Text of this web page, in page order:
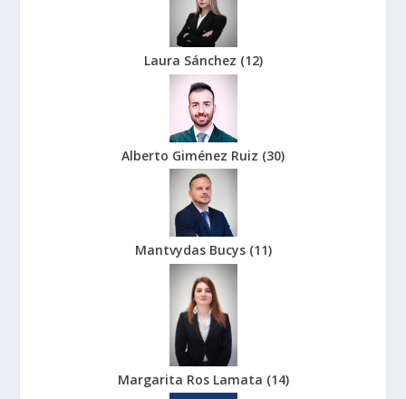
Laura Sánchez (12)
Alberto Giménez Ruiz (30)
Mantvydas Bucys (11)
Margarita Ros Lamata (14)